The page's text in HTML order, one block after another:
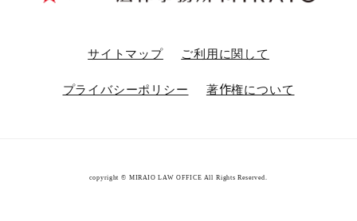
サイトマップ ご利用に関して
プライバシーポリシー 著作権について
copyright © MIRAIO LAW OFFICE All Rights Reserved.